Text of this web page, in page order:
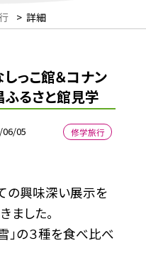
> 詳細
こ館＆コナン
るさと館見学
05 修学旅行
の興味深い展示を
ました。
」の３種を食べ比べ